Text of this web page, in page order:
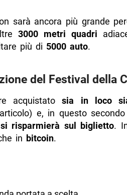
sarà ancora più grande
3000 metri quadri
più di 5000 auto.
del Festival della
acquistatosia in loco
e, in questo
si risparmierà sul biglietto.
in bitcoin.